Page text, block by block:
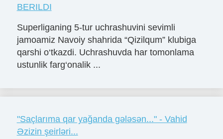
BERILDI
Superliganing 5-tur uchrashuvini sevimli
jamoamiz Navoiy shahrida “Qizilqum” klubiga
qarshi o‘tkazdi. Uchrashuvda har tomonlama
ustunlik farg‘onalik ...
"Saçlarıma qar yağanda gələsən..." - Vahid
Əzizin şeirləri...